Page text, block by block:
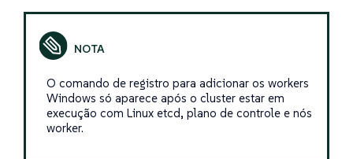
O comando de registro para adicionar os workers
Windows só aparece após o cluster estar em
execução com Linux etcd, plano de controle e nós
worker.